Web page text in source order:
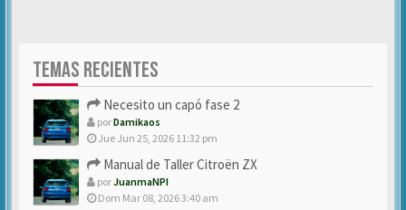
TEMAS RECIENTES
Necesito un capó fase 2
porDamikaos
Jue Jun 25, 2026 11:32 pm
Manual de Taller Citroën ZX
porJuanmaNPI
Dom Mar 08, 2026 3:40 am